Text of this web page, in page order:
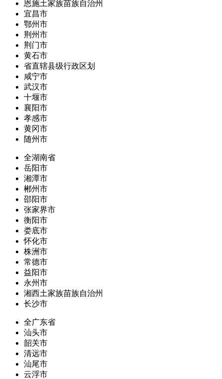
恩施土家族苗族自治州
宜昌市
鄂州市
荆州市
荆门市
黄石市
省直辖县级行政区划
咸宁市
武汉市
十堰市
襄阳市
孝感市
黄冈市
随州市
全湖南省
岳阳市
湘潭市
郴州市
邵阳市
张家界市
衡阳市
娄底市
怀化市
株洲市
常德市
益阳市
永州市
湘西土家族苗族自治州
长沙市
全广东省
汕头市
韶关市
清远市
汕尾市
云浮市